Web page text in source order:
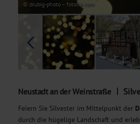
© drubig-photo – fotolia.com
Neustadt an der Weinstraße
Feiern Sie Silvester im Mittelpunkt der
durch die hügelige Landschaft und